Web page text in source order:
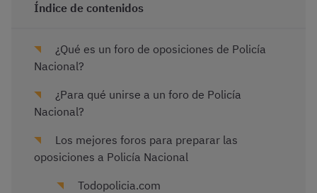
Índice de contenidos
¿Qué es un foro de oposiciones de Policía
Nacional?
¿Para qué unirse a un foro de Policía
Nacional?
Los mejores foros para preparar las
oposiciones a Policía Nacional
Todopolicia.com